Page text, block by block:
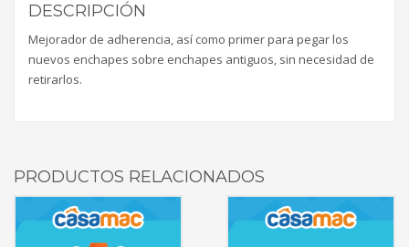
DESCRIPCIÓN
Mejorador de adherencia, así como primer para pegar los
nuevos enchapes sobre enchapes antiguos, sin necesidad de
retirarlos.
PRODUCTOS RELACIONADOS